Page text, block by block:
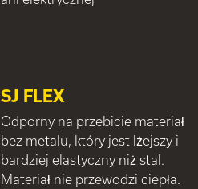
SJ FLEX
Odporny na przebicie materiał
bez metalu, który jest lżejszy i
bardziej elastyczny niż stal.
Materiał nie przewodzi ciepła.